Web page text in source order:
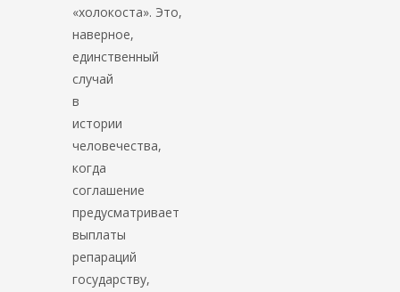
«холокоста». Это,
наверное,
единственный
случай
в
истории
человечества,
когда
соглашение
предусматривает
выплаты
репараций
государству,